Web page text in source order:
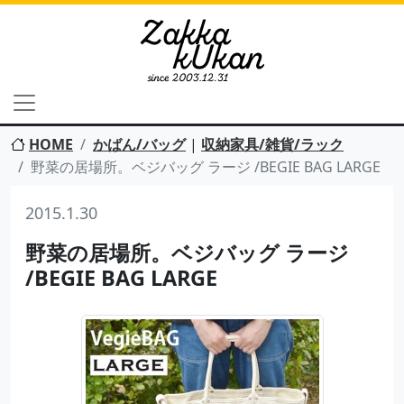
HOME かばん/バッグ| 収納家具/雑貨/ラック
野菜の居場所。ベジバッグ ラージ /BEGIE BAG LARGE
2015.1.30
野菜の居場所。ベジバッグ ラージ
/BEGIE BAG LARGE